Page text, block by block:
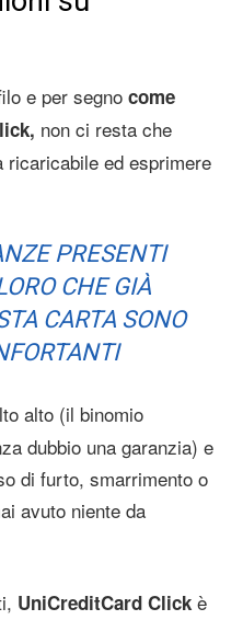
e per segno come
non ci resta che
ricaricabile ed esprimere
PRESENTI
CHE GIÀ
CARTA SONO
alto (il binomio
dubbio una garanzia) e
di furto, smarrimento o
avuto niente da
UniCreditCard Click è